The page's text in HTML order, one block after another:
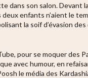
dans son salon. Devant
enfants n’aient le
la soif d’évasion
pour se moquer des
avec humour, en
le média des